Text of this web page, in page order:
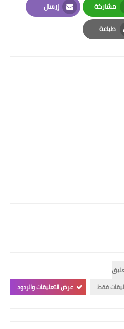
مشاركة
Whatsapp
إرسال
Email
طباعة
Print
فقط
عرض التعليقات والردود